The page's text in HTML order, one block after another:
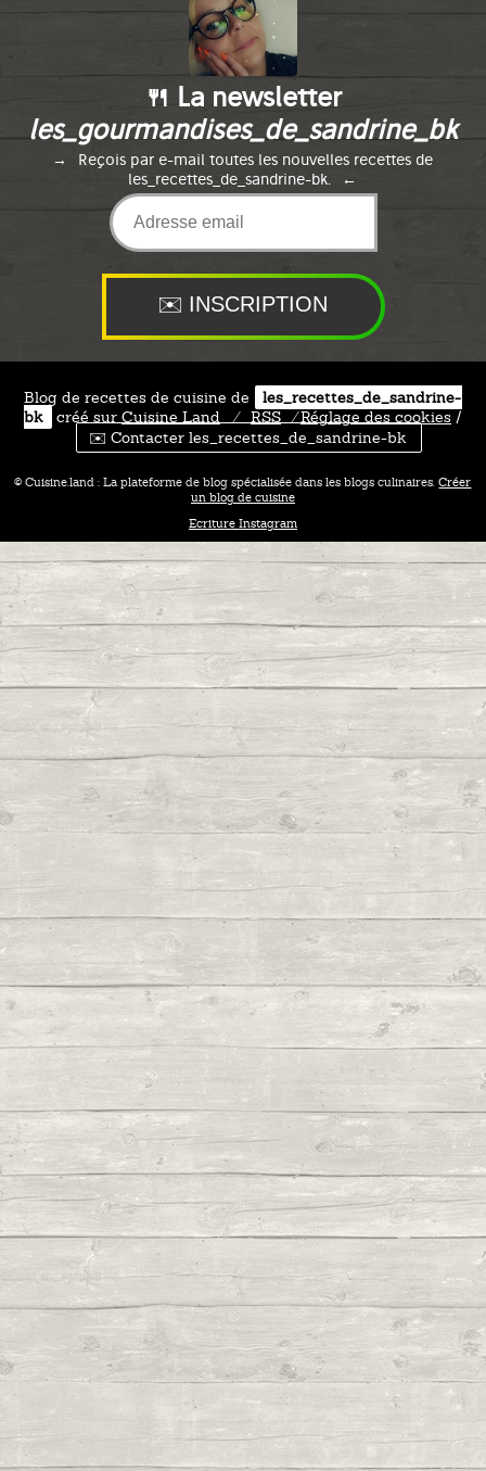
🍴 La newsletter
les_gourmandises_de_sandrine_bk
Reçois par e-mail toutes les nouvelles recettes de
les_recettes_de_sandrine-bk.
Blog de recettes de cuisine de
les_recettes_de_sandrine-
bk
créé sur Cuisine Land ⁄ RSS ⁄Réglage des cookies /
✉️ Contacter les_recettes_de_sandrine-bk
© Cuisine.land : La plateforme de blog spécialisée dans les blogs culinaires.Créer
un blog de cuisine
Ecriture Instagram